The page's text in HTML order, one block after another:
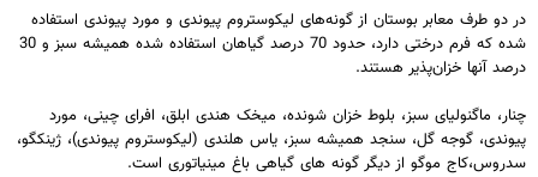
در دو طرف معابر بوستان از گونه‌های لیکوستروم پیوندی و مورد پیوندی استفاده
شده که فرم درختی دارد، حدود 70 درصد گیاهان استفاده شده همیشه سبز و 30
درصد آنها خزان‌پذیر هستند.
چنار، ماگنولیای سبز، بلوط خزان شونده، میخک هندی ابلق، افرای چینی، مورد
پیوندی، گوجه گل، سنجد همیشه سبز، یاس هلندی (لیکوستروم پیوندی)، ژینکگو،
سدروس،کاج موگو از دیگر گونه های گیاهی باغ مینیاتوری است.